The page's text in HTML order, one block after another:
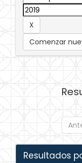
Comenzar
Resultados